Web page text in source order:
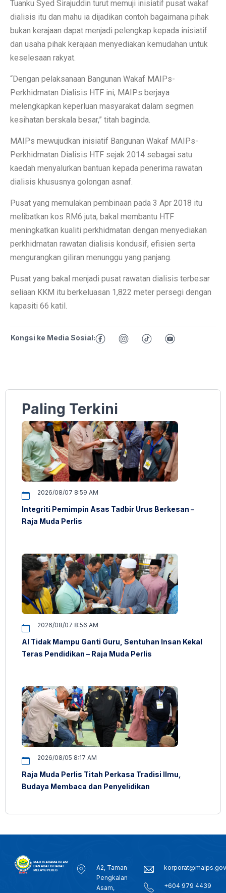
Tuanku Syed Sirajuddin turut memuji inisiatif pusat wakaf
dialisis itu dan mahu ia dijadikan contoh bagaimana pihak
bukan kerajaan dapat menjadi pelengkap kepada inisiatif
dan usaha pihak kerajaan menyediakan kemudahan untuk
keselesaan rakyat.
“Dengan pelaksanaan Bangunan Wakaf MAIPs-
Perkhidmatan Dialisis HTF ini, MAIPs berjaya
melengkapkan keperluan masyarakat dalam segmen
kesihatan berskala besar,” titah baginda.
MAIPs mewujudkan inisiatif Bangunan Wakaf MAIPs-
Perkhidmatan Dialisis HTF sejak 2014 sebagai satu
kaedah menyalurkan bantuan kepada penerima rawatan
dialisis khususnya golongan asnaf.
Pusat yang memulakan pembinaan pada 3 Apr 2018 itu
melibatkan kos RM6 juta, bakal membantu HTF
meningkatkan kualiti perkhidmatan dengan menyediakan
perkhidmatan rawatan dialisis kondusif, efisien serta
mengurangkan giliran menunggu yang panjang.
Pusat yang bakal menjadi pusat rawatan dialisis terbesar
seliaan KKM itu berkeluasan 1,822 meter persegi dengan
kapasiti 66 katil.
Kongsi ke Media Sosial:
Paling Terkini
2026/08/07 8:59 AM
Integriti Pemimpin Asas Tadbir Urus Berkesan –
Raja Muda Perlis
2026/08/07 8:56 AM
AI Tidak Mampu Ganti Guru, Sentuhan Insan Kekal
Teras Pendidikan – Raja Muda Perlis
2026/08/05 8:17 AM
Raja Muda Perlis Titah Perkasa Tradisi Ilmu,
Budaya Membaca dan Penyelidikan
A2, Taman
Pengkalan
Asam,
+604 979 4439